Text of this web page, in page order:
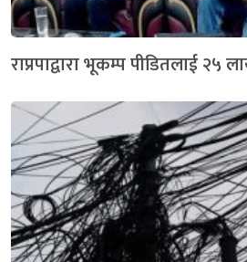
राप्रपाद्वारा भूकम्प पीडितलाई २५